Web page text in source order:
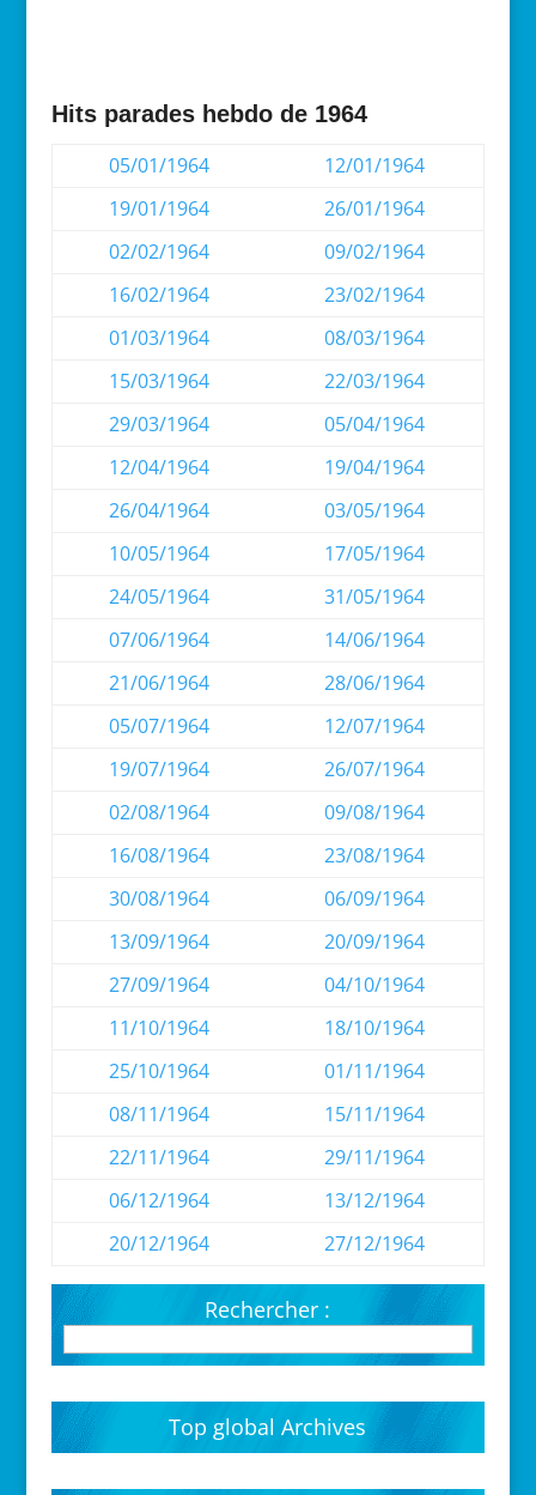
Hits parades hebdo de 1964
05/01/1964
12/01/1964
19/01/1964
26/01/1964
02/02/1964
09/02/1964
16/02/1964
23/02/1964
01/03/1964
08/03/1964
15/03/1964
22/03/1964
29/03/1964
05/04/1964
12/04/1964
19/04/1964
26/04/1964
03/05/1964
10/05/1964
17/05/1964
24/05/1964
31/05/1964
07/06/1964
14/06/1964
21/06/1964
28/06/1964
05/07/1964
12/07/1964
19/07/1964
26/07/1964
02/08/1964
09/08/1964
16/08/1964
23/08/1964
30/08/1964
06/09/1964
13/09/1964
20/09/1964
27/09/1964
04/10/1964
11/10/1964
18/10/1964
25/10/1964
01/11/1964
08/11/1964
15/11/1964
22/11/1964
29/11/1964
06/12/1964
13/12/1964
20/12/1964
27/12/1964
Rechercher :
Top global Archives